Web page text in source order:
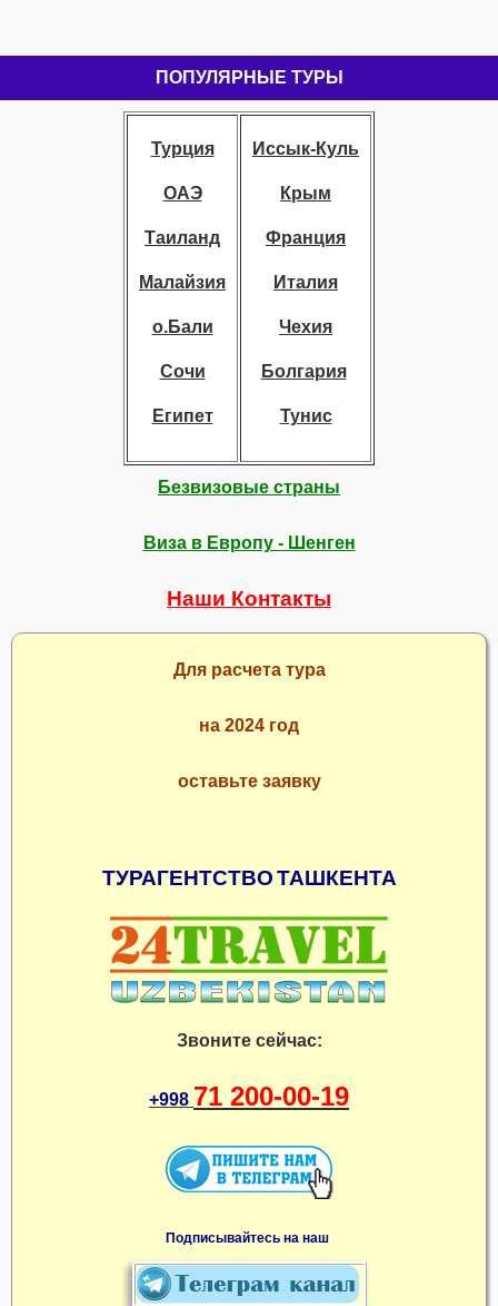
ПОПУЛЯРНЫЕ ТУРЫ
Турция
ОАЭ
Таиланд
Малайзия
о.Бали
Сочи
Египет
Иссык-Куль
Крым
Франция
Италия
Чехия
Болгария
Тунис
Безвизовые страны
Виза в Европу - Шенген
Наши Контакты
Для расчета тура
на 2024 год
оставьте заявку
ТУРАГЕНТСТВОТАШКЕНТА
Звоните сейчас:
+998 71 200-00-19
Подписывайтесь на наш